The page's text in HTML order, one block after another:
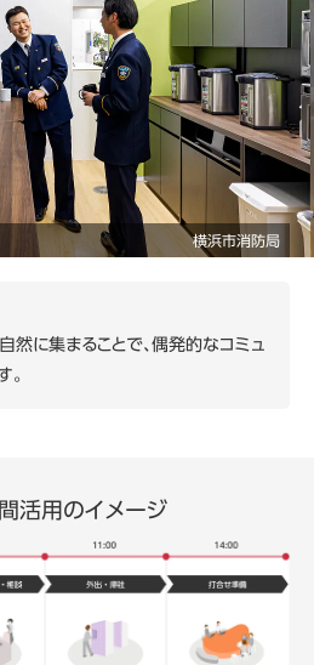
横浜市消防局
然に集まることで、偶発的なコミュ
。
活用のイメージ